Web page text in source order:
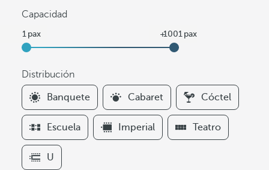
Capacidad
Distribución
F
i
l
t
e
r
Banquete Cabaret Cóctel
Escuela Imperial Teatro
U